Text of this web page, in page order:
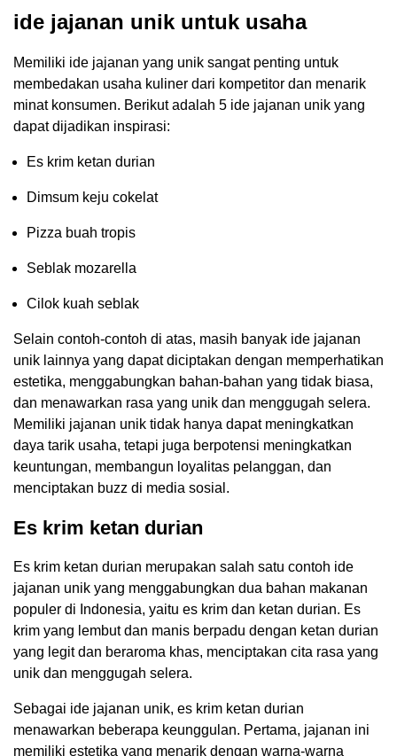
ide jajanan unik untuk usaha
Memiliki ide jajanan yang unik sangat penting untuk
membedakan usaha kuliner dari kompetitor dan menarik
minat konsumen. Berikut adalah 5 ide jajanan unik yang
dapat dijadikan inspirasi:
Es krim ketan durian
Dimsum keju cokelat
Pizza buah tropis
Seblak mozarella
Cilok kuah seblak
Selain contoh-contoh di atas, masih banyak ide jajanan
unik lainnya yang dapat diciptakan dengan memperhatikan
estetika, menggabungkan bahan-bahan yang tidak biasa,
dan menawarkan rasa yang unik dan menggugah selera.
Memiliki jajanan unik tidak hanya dapat meningkatkan
daya tarik usaha, tetapi juga berpotensi meningkatkan
keuntungan, membangun loyalitas pelanggan, dan
menciptakan buzz di media sosial.
Es krim ketan durian
Es krim ketan durian merupakan salah satu contoh ide
jajanan unik yang menggabungkan dua bahan makanan
populer di Indonesia, yaitu es krim dan ketan durian. Es
krim yang lembut dan manis berpadu dengan ketan durian
yang legit dan beraroma khas, menciptakan cita rasa yang
unik dan menggugah selera.
Sebagai ide jajanan unik, es krim ketan durian
menawarkan beberapa keunggulan. Pertama, jajanan ini
memiliki estetika yang menarik dengan warna-warna